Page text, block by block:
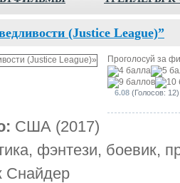
(Justice League)”
Проголосуй за
6.08 (Голосов: 12)
США (2017)
фэнтези, боевик,
Снайдер